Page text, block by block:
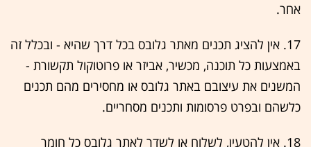
אחר.
17. אין להציג תכנים מאתר גלובס בכל דרך שהיא - ובכלל זה
באמצעות כל תוכנה, מכשיר, אביזר או פרוטוקול תקשורת -
המשנים את עיצובם באתר גלובס או מחסירים מהם תכנים
כלשהם ובפרט פרסומות ותכנים מסחריים.
18. אין להטעין, לשלוח או לשדר לאתר גלובס כל חומר